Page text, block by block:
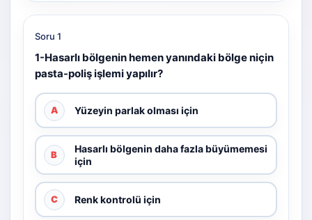
Soru 1
1-Hasarlı bölgenin hemen yanındaki bölge niçin
pasta-poliş işlemi yapılır?
A Yüzeyin parlak olması için
B
Hasarlı bölgenin daha fazla büyümemesi
için
C Renk kontrolü için